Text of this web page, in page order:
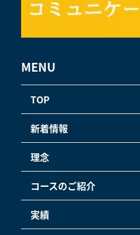
MENU
TOP
新着情報
理念
コースのご紹介
実績